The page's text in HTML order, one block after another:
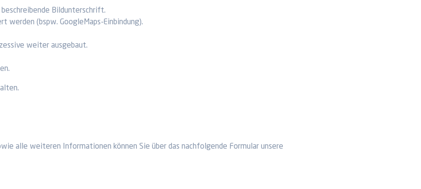
Bildunterschrift.
(bspw. GoogleMaps-Einbindung).
weiter ausgebaut.
alle weiteren Informationen können Sie über das nachfolgende Formular unsere